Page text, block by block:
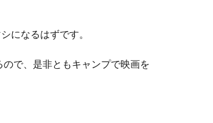
になるはずです。
で、是非ともキャンプで映画を